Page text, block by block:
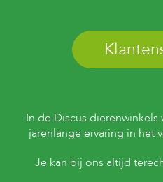
In de Discus
jarenlange ervaring in het
Je kan bij ons altijd